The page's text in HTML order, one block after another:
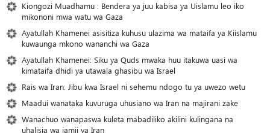
Kiongozi Muadhamu : Bendera ya juu kabisa ya Uislamu leo iko
mikononi mwa watu wa Gaza
Ayatullah Khamenei asisitiza kuhusu ulazima wa mataifa ya Kiislamu
kuwaunga mkono wananchi wa Gaza
Ayatullah Khamenei: Siku ya Quds mwaka huu itakuwa uasi wa
kimataifa dhidi ya utawala ghasibu wa Israel
Rais wa Iran: Jibu kwa Israel ni sehemu ndogo tu ya uwezo wetu
Maadui wanataka kuvuruga uhusiano wa Iran na majirani zake
Wanachuo wanapaswa kuleta mabadiliko akilini kulingana na
uhalisia wa jamii ya Iran